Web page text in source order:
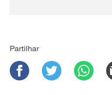
Partilhar